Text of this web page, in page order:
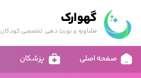
گهوارک
مشاوره و نوبت دهی تخصصی کودکان
صفحه اصلی پزشکان